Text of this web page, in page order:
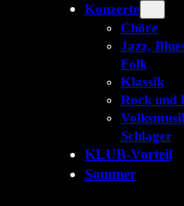
Konzerte
Chöre
Jazz,
Folk
Klassik
Rock und
Schlager
KLUB-Vorteil
Sommer